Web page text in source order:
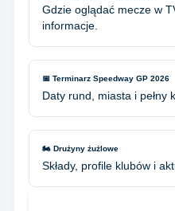
Gdzie oglądać mecze w
informacje.
📅 Terminarz Speedway GP 2026
Daty rund, miasta i pełny
🏍️ Drużyny żużlowe
Składy, profile klubów i